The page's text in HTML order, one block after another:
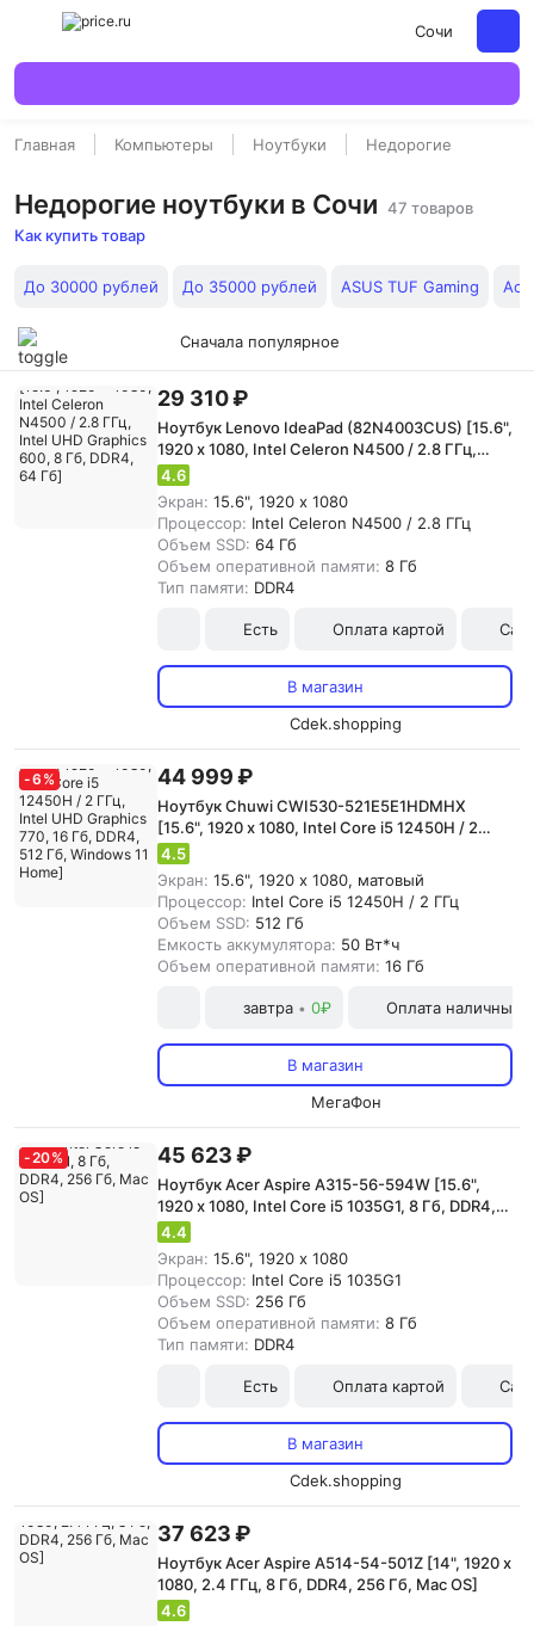
Сочи
Главная Компьютеры Ноутбуки Недорогие
Недорогие ноутбуки в Сочи 47 товаров
Как купить товар
До 30000 рублей До 35000 рублей ASUS TUF Gaming
Сначала популярное
29 310 ₽
Ноутбук Lenovo IdeaPad (82N4003CUS) [15.6",
1920 x 1080, Intel Celeron N4500 / 2.8 ГГц,
Intel UHD Graphics 600, 8 Гб, DDR4, 64 Гб]
4.6
Экран: 15.6", 1920 x 1080
Процессор: Intel Celeron N4500 / 2.8 ГГц
Объем SSD: 64 Гб
Объем оперативной памяти: 8 Гб
Тип памяти: DDR4
Есть Оплата картой
В магазин
Cdek.shopping
-6 % 44 999 ₽
Ноутбук Chuwi CWI530-521E5E1HDMHX
[15.6", 1920 x 1080, Intel Core i5 12450H / 2
ГГц, Intel UHD Graphics 770, 16 Гб, DDR4, 512
Гб, Windows 11 Home]
4.5
Экран: 15.6", 1920 x 1080, матовый
Процессор: Intel Core i5 12450H / 2 ГГц
Объем SSD: 512 Гб
Емкость аккумулятора: 50 Вт*ч
Объем оперативной памяти: 16 Гб
завтра • 0₽ Оплата наличными
В магазин
МегаФон
-20% 45 623 ₽
Ноутбук Acer Aspire A315-56-594W [15.6",
1920 x 1080, Intel Core i5 1035G1, 8 Гб, DDR4,
256 Гб, Mac OS]
4.4
Экран: 15.6", 1920 x 1080
Процессор: Intel Core i5 1035G1
Объем SSD: 256 Гб
Объем оперативной памяти: 8 Гб
Тип памяти: DDR4
Есть Оплата картой
В магазин
Cdek.shopping
37 623 ₽
Ноутбук Acer Aspire A514-54-501Z [14", 1920 x
1080, 2.4 ГГц, 8 Гб, DDR4, 256 Гб, Mac OS]
4.6